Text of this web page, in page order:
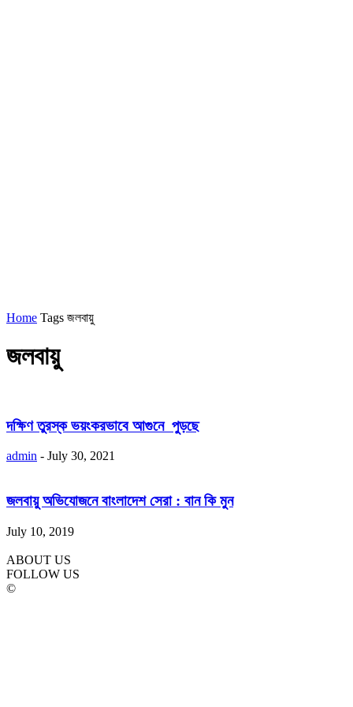
Home Tags জলবায়ু
জলবায়ু
দক্ষিণ তুরস্ক ভয়ংকরভাবে আগুনে পুড়ছে
admin - July 30, 2021
জলবায়ু অভিযোজনে বাংলাদেশ সেরা : বান কি মুন
July 10, 2019
ABOUT US
FOLLOW US
©